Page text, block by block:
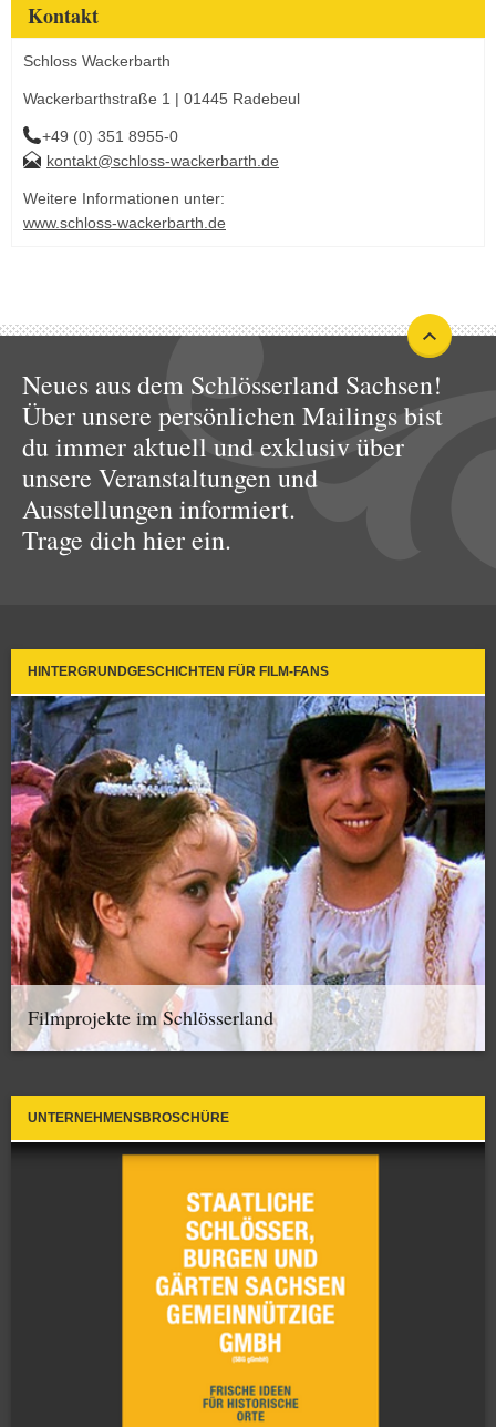
Kontakt
Schloss Wackerbarth
Wackerbarthstraße 1 | 01445 Radebeul
+49 (0) 351 8955-0
kontakt@schloss-wackerbarth.de
Weitere Informationen unter:
www.schloss-wackerbarth.de
Neues aus dem Schlösserland Sachsen!
Über unsere persönlichen Mailings bist
du immer aktuell und exklusiv über
unsere Veranstaltungen und
Ausstellungen informiert.
Trage dich hier ein.
HINTERGRUNDGESCHICHTEN FÜR FILM-FANS
Filmprojekte im Schlösserland
UNTERNEHMENSBROSCHÜRE